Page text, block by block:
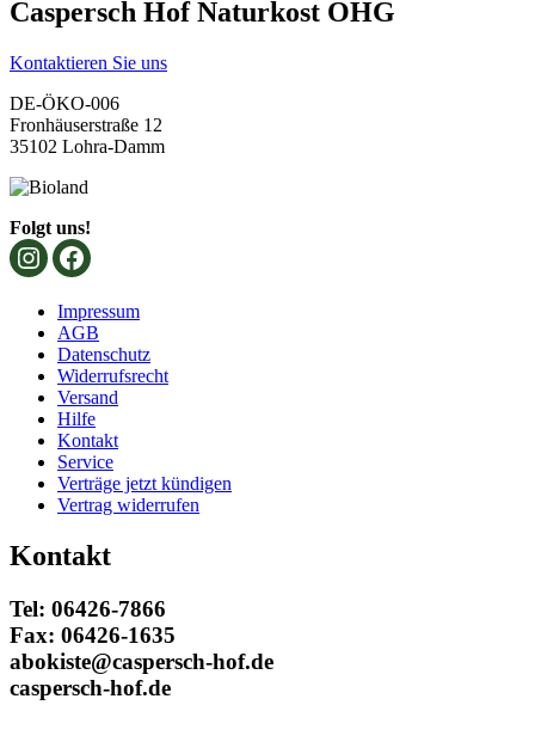
Caspersch Hof Naturkost OHG
Kontaktieren Sie uns
DE-ÖKO-006
Fronhäuserstraße 12
35102 Lohra-Damm
Folgt uns!
Impressum
AGB
Datenschutz
Widerrufsrecht
Versand
Hilfe
Kontakt
Service
Verträge jetzt kündigen
Vertrag widerrufen
Kontakt
Tel: 06426-7866
Fax: 06426-1635
abokiste@caspersch-hof.de
caspersch-hof.de